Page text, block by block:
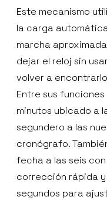
Este mecanismo
la carga
marcha
dejar el reloj sin
volver a
Entre sus
minutos ubicado a
segundero a las
cronógrafo.
fecha a las seis
corrección rápida
segundos para